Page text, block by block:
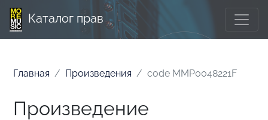
Каталог прав
Главная Произведения code MMP0048221F
Произведение